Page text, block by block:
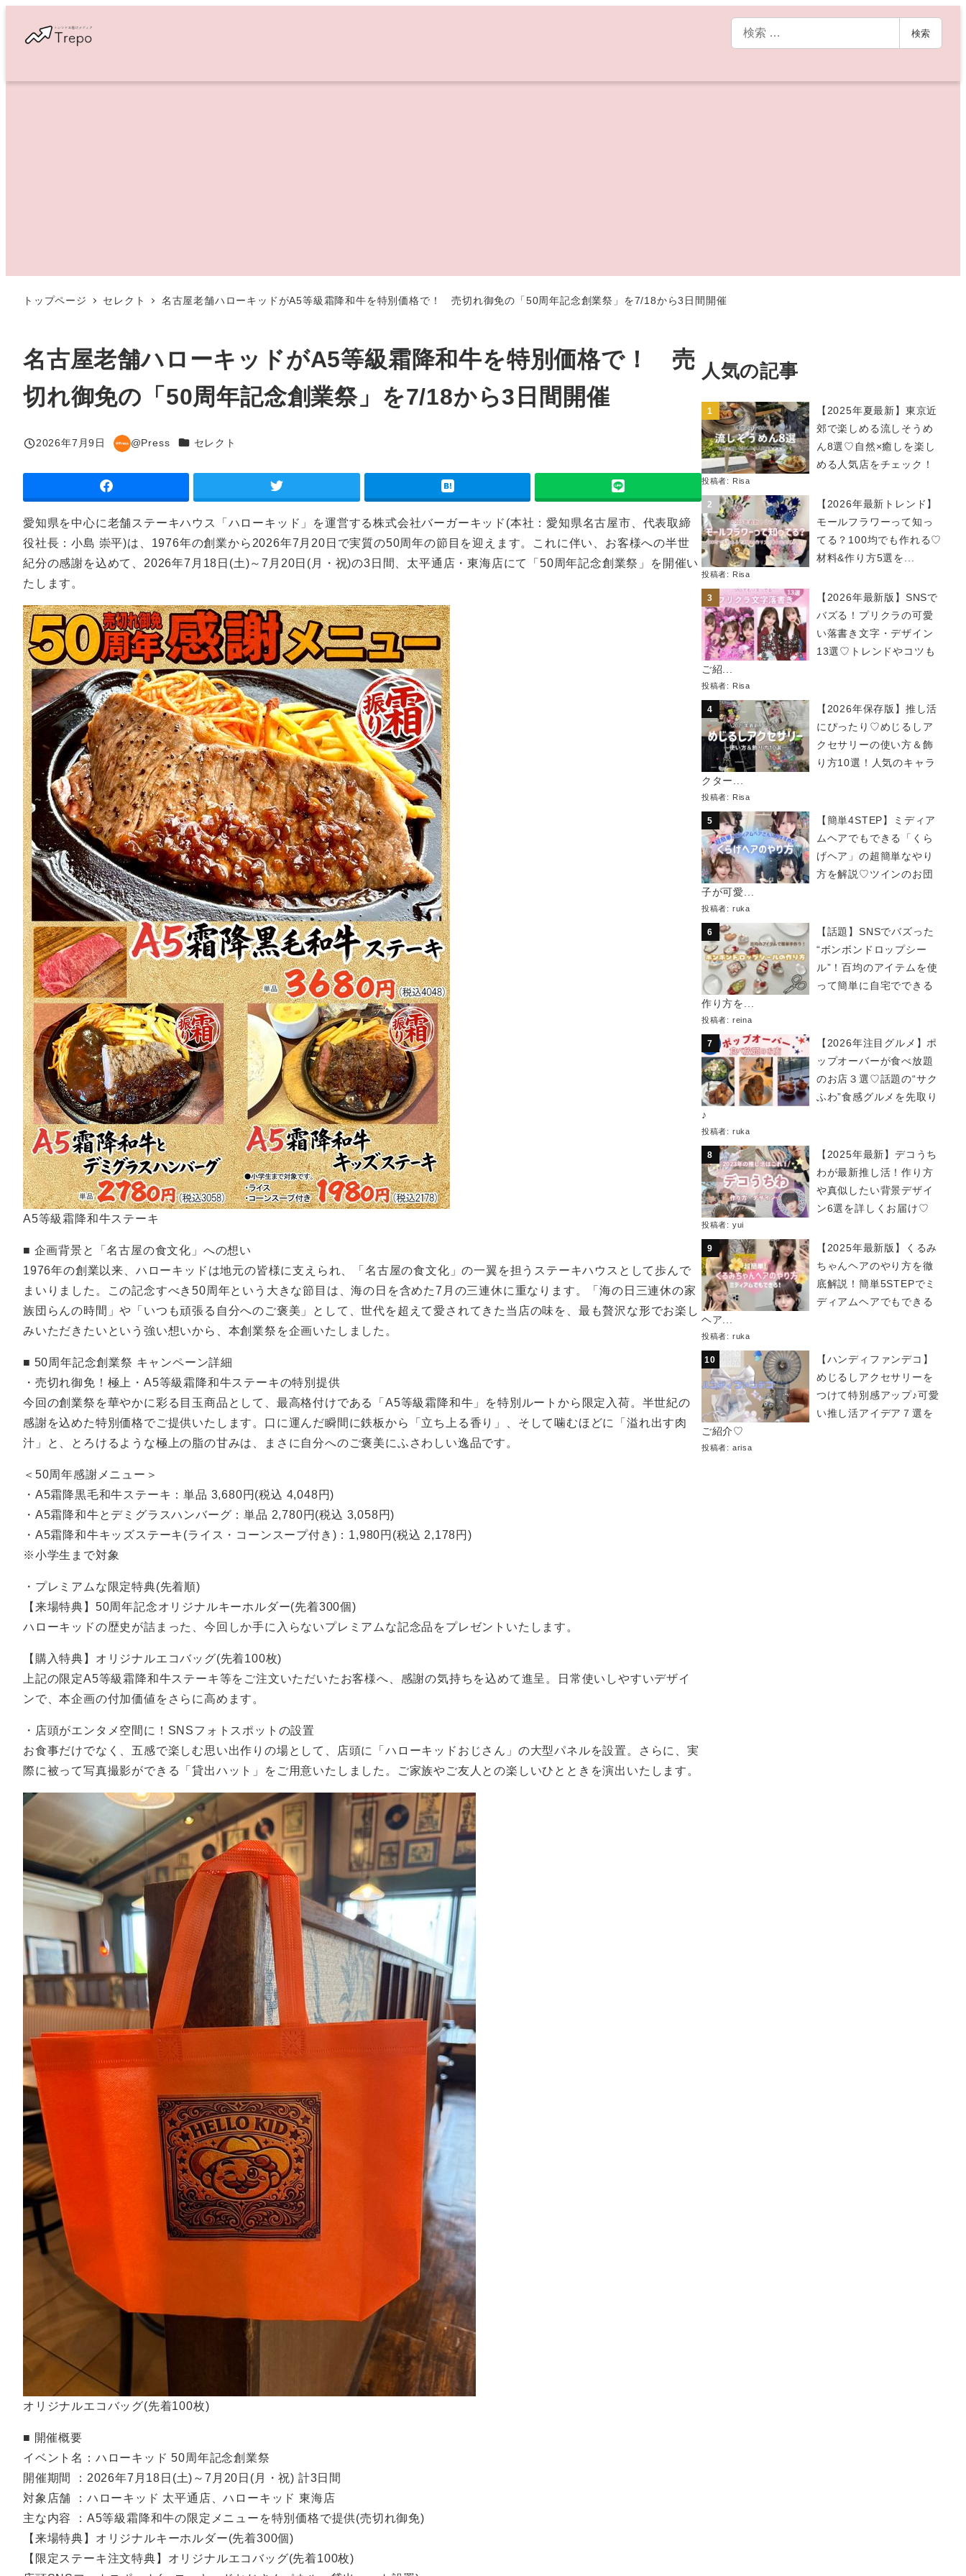
索
検索
トップページ セレクト 名古屋老舗ハローキッドがA5等級霜降和牛を特別価格で！ 売切れ御免の「50周年記念創業祭」を7/18から3日間開催
名古屋老舗ハローキッドがA5等級霜降和牛を特別価格で！ 売
切れ御免の「50周年記念創業祭」を7/18から3日間開催
投稿日
2026年7月9日
著
@Press カテゴリー
セレクト
愛知県を中心に老舗ステーキハウス「ハローキッド」を運営する株式会社バーガーキッド(本社：愛知県名古屋市、代表取締
役社長：小島 崇平)は、1976年の創業から2026年7月20日で実質の50周年の節目を迎えます。これに伴い、お客様への半世
紀分の感謝を込めて、2026年7月18日(土)～7月20日(月・祝)の3日間、太平通店・東海店にて「50周年記念創業祭」を開催い
たします。
A5等級霜降和牛ステーキ
■ 企画背景と「名古屋の食文化」への想い
1976年の創業以来、ハローキッドは地元の皆様に支えられ、「名古屋の食文化」の一翼を担うステーキハウスとして歩んで
まいりました。この記念すべき50周年という大きな節目は、海の日を含めた7月の三連休に重なります。「海の日三連休の家
族団らんの時間」や「いつも頑張る自分へのご褒美」として、世代を超えて愛されてきた当店の味を、最も贅沢な形でお楽し
みいただきたいという強い想いから、本創業祭を企画いたしました。
■ 50周年記念創業祭 キャンペーン詳細
・売切れ御免！極上・A5等級霜降和牛ステーキの特別提供
今回の創業祭を華やかに彩る目玉商品として、最高格付けである「A5等級霜降和牛」を特別ルートから限定入荷。半世紀の
感謝を込めた特別価格でご提供いたします。口に運んだ瞬間に鉄板から「立ち上る香り」、そして噛むほどに「溢れ出す肉
汁」と、とろけるような極上の脂の甘みは、まさに自分へのご褒美にふさわしい逸品です。
＜50周年感謝メニュー＞
・A5霜降黒毛和牛ステーキ：単品 3,680円(税込 4,048円)
・A5霜降和牛とデミグラスハンバーグ：単品 2,780円(税込 3,058円)
・A5霜降和牛キッズステーキ(ライス・コーンスープ付き)：1,980円(税込 2,178円)
※小学生まで対象
・プレミアムな限定特典(先着順)
【来場特典】50周年記念オリジナルキーホルダー(先着300個)
ハローキッドの歴史が詰まった、今回しか手に入らないプレミアムな記念品をプレゼントいたします。
【購入特典】オリジナルエコバッグ(先着100枚)
上記の限定A5等級霜降和牛ステーキ等をご注文いただいたお客様へ、感謝の気持ちを込めて進呈。日常使いしやすいデザイ
ンで、本企画の付加価値をさらに高めます。
・店頭がエンタメ空間に！SNSフォトスポットの設置
お食事だけでなく、五感で楽しむ思い出作りの場として、店頭に「ハローキッドおじさん」の大型パネルを設置。さらに、実
際に被って写真撮影ができる「貸出ハット」をご用意いたしました。ご家族やご友人との楽しいひとときを演出いたします。
オリジナルエコバッグ(先着100枚)
■ 開催概要
イベント名：ハローキッド 50周年記念創業祭
開催期間 ：2026年7月18日(土)～7月20日(月・祝) 計3日間
対象店舗 ：ハローキッド 太平通店、ハローキッド 東海店
主な内容 ：A5等級霜降和牛の限定メニューを特別価格で提供(売切れ御免)
【来場特典】オリジナルキーホルダー(先着300個)
【限定ステーキ注文特典】オリジナルエコバッグ(先着100枚)
人気の記事
【2025年夏最新】東京近
郊で楽しめる流しそうめ
ん8選♡自然×癒しを楽し
める人気店をチェック！
投稿者: Risa
【2026年最新トレンド】
モールフラワーって知っ
てる？100均でも作れる♡
材料&作り方5選を...
投稿者: Risa
【2026年最新版】SNSで
バズる！プリクラの可愛
い落書き文字・デザイン
13選♡トレンドやコツも
ご紹...
投稿者: Risa
【2026年保存版】推し活
にぴったり♡めじるしア
クセサリーの使い方＆飾
り方10選！人気のキャラ
クター...
投稿者: Risa
【簡単4STEP】ミディア
ムヘアでもできる「くら
げヘア」の超簡単なやり
方を解説♡ツインのお団
子が可愛...
投稿者: ruka
【話題】SNSでバズった
“ボンボンドロップシー
ル”！百均のアイテムを使
って簡単に自宅でできる
作り方を...
投稿者: reina
【2026年注目グルメ】ポ
ップオーバーが食べ放題
のお店３選♡話題の“サク
ふわ”食感グルメを先取り
♪
投稿者: ruka
【2025年最新】デコうち
わが最新推し活！作り方
や真似したい背景デザイ
ン6選を詳しくお届け♡
投稿者: yui
【2025年最新版】くるみ
ちゃんヘアのやり方を徹
底解説！簡単5STEPでミ
ディアムヘアでもできる
ヘア...
投稿者: ruka
【ハンディファンデコ】
めじるしアクセサリーを
つけて特別感アップ♪可愛
い推し活アイデア７選を
ご紹介♡
投稿者: arisa